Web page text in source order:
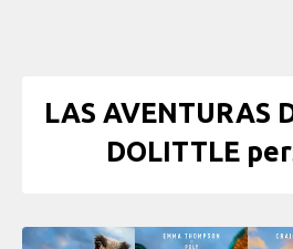
LAS AVENTURAS
DOLITTLE